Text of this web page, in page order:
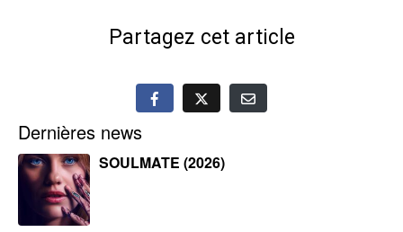
Partagez cet article
Dernières news
SOULMATE (2026)